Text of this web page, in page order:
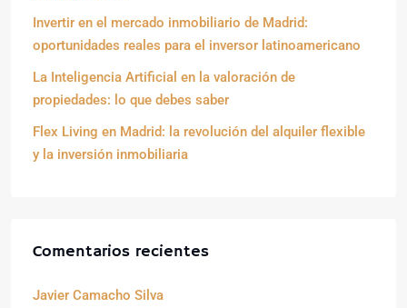
Invertir en el mercado inmobiliario de Madrid:
oportunidades reales para el inversor latinoamericano
La Inteligencia Artificial en la valoración de
propiedades: lo que debes saber
Flex Living en Madrid: la revolución del alquiler flexible
y la inversión inmobiliaria
Comentarios recientes
Javier Camacho Silva